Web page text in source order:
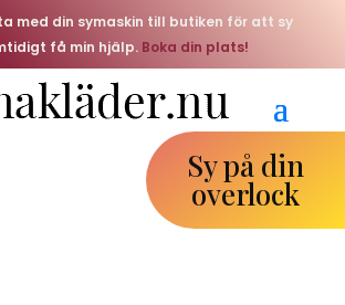
med din symaskin till butiken för att sy
få min hjälp. Boka din plats!
Sy på din
overlock